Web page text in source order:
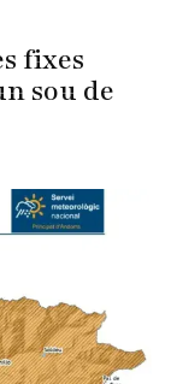
fixes
sou de